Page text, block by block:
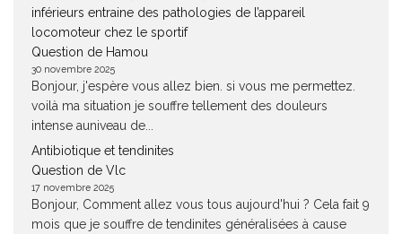
inférieurs entraine des pathologies de l’appareil
locomoteur chez le sportif
Question de Hamou
30 novembre 2025
Bonjour, j'espère vous allez bien. si vous me permettez.
voilà ma situation je souffre tellement des douleurs
intense auniveau de...
Antibiotique et tendinites
Question de Vlc
17 novembre 2025
Bonjour, Comment allez vous tous aujourd'hui ? Cela fait 9
mois que je souffre de tendinites généralisées à cause